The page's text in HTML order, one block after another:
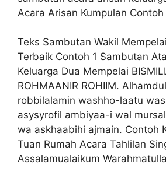
Acara Arisan Kumpulan
Teks Sambutan Wakil
Terbaik Contoh 1 Sambutan
Keluarga Dua Mempelai
ROHMAANIR ROHIIM.
robbilalamin washho-laatu
asysyrofil ambiyaa-i wal
wa askhaabihi ajmain. Contoh
Tuan Rumah Acara Tahlilan
Assalamualaikum